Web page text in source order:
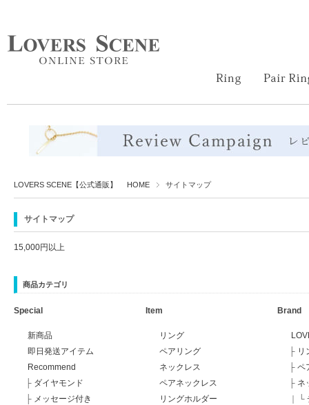
LOVERS SCENE【公式通販】 HOME サイトマップ
サイトマップ
15,000円以上
商品カテゴリ
Special
新商品
即日発送アイテム
Recommend
├ ダイヤモンド
├ メッセージ付き
Item
リング
ペアリング
ネックレス
ペアネックレス
リングホルダー
Brand
├ リ
├ ペ
├ ネ
└